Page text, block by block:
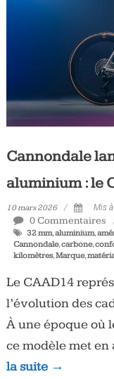
vélo
triathlon
Cannondale
aluminium : le
10 mars 2026 Mis
0 Commentaires
32 mm,aluminium,
Cannondale,carbone,
kilomètres,Marque,
Le CAAD14
l’évolution des
À une époque où
ce modèle met
la suite →